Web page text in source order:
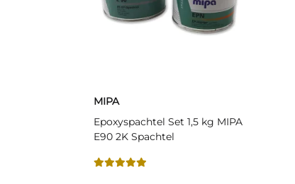
MIPA
Epoxyspachtel Set 1,5 kg MIPA
E90 2K Spachtel